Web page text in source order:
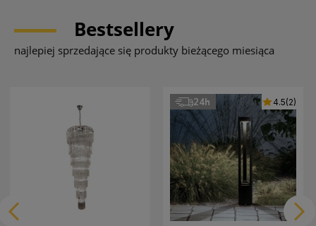
Bestsellery
najlepiej sprzedające się produkty bieżącego miesiąca
24h 4.5(2)